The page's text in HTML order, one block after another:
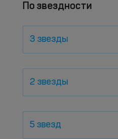
По звездности
3 звезды
2 звезды
5 звезд